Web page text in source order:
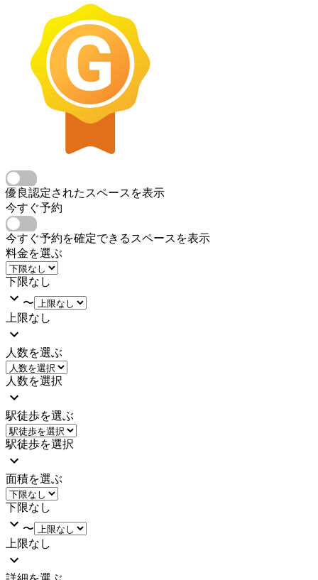
優良認定されたスペースを表示
今すぐ予約
今すぐ予約を確定できるスペースを表示
料金を選ぶ
下限なし
〜
上限なし
人数を選ぶ
人数を選択
駅徒歩を選ぶ
駅徒歩を選択
面積を選ぶ
下限なし
〜
上限なし